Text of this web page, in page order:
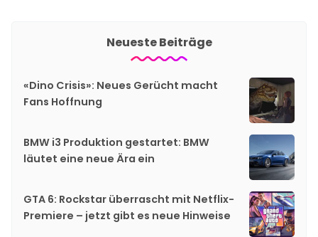
Neueste Beiträge
«Dino Crisis»: Neues Gerücht macht
Fans Hoffnung
BMW i3 Produktion gestartet: BMW
läutet eine neue Ära ein
GTA 6: Rockstar überrascht mit Netflix-
Premiere – jetzt gibt es neue Hinweise